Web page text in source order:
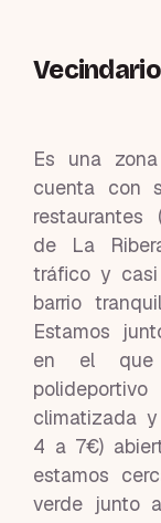
Vecindario
Es una
cuenta con
de La
tráfico y casi
barrio
Estamos
en el que
climatizada
4 a 7€)
estamos
verde junto